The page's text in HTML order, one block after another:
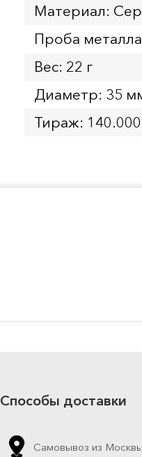
Материал:
Проба
Вес: 22 г
Диаметр: 35
Тираж:
Способы доставки
Самовывоз из